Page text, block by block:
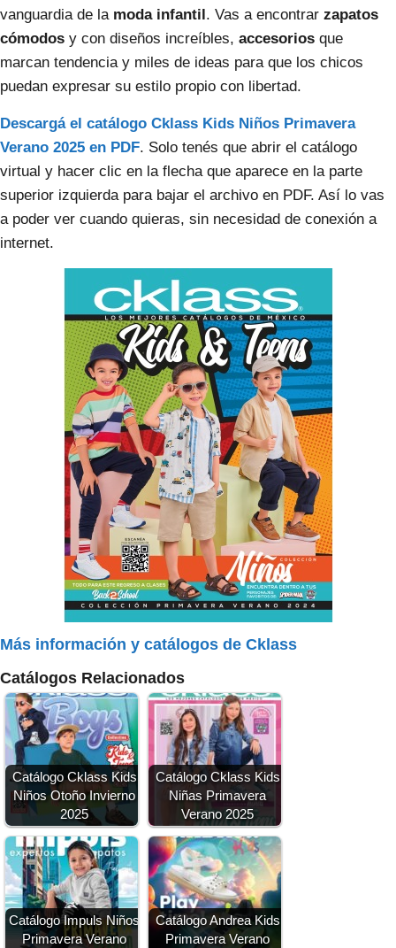
vanguardia de la moda infantil. Vas a encontrar zapatos
cómodos y con diseños increíbles, accesorios que
marcan tendencia y miles de ideas para que los chicos
puedan expresar su estilo propio con libertad.
Descargá el catálogo Cklass Kids Niños Primavera
Verano 2025 en PDF. Solo tenés que abrir el catálogo
virtual y hacer clic en la flecha que aparece en la parte
superior izquierda para bajar el archivo en PDF. Así lo vas
a poder ver cuando quieras, sin necesidad de conexión a
internet.
Más información y catálogos de Cklass
Catálogos Relacionados
Catálogo Cklass Kids
Niños Otoño Invierno
2025
Catálogo Cklass Kids
Niñas Primavera
Verano 2025
Catálogo Impuls Niños
Primavera Verano
Catálogo Andrea Kids
Primavera Verano